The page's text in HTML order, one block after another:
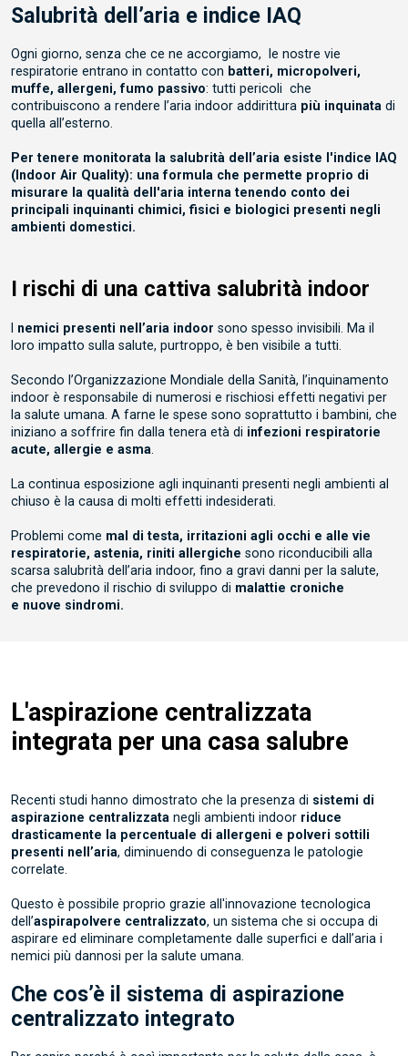
Salubrità dell’aria e indice IAQ
Ogni giorno, senza che ce ne accorgiamo, le nostre vie
respiratorie entrano in contatto con batteri, micropolveri,
muffe, allergeni, fumo passivo: tutti pericoli che
contribuiscono a rendere l’aria indoor addirittura più inquinata di
quella all’esterno.
Per tenere monitorata la salubrità dell’aria esiste l'indice IAQ
(Indoor Air Quality): una formula che permette proprio di
misurare la qualità dell'aria interna tenendo conto dei
principali inquinanti chimici, fisici e biologici presenti negli
ambienti domestici.
I rischi di una cattiva salubrità indoor
I nemici presenti nell’aria indoor sono spesso invisibili. Ma il
loro impatto sulla salute, purtroppo, è ben visibile a tutti.
Secondo l’Organizzazione Mondiale della Sanità, l’inquinamento
indoor è responsabile di numerosi e rischiosi effetti negativi per
la salute umana. A farne le spese sono soprattutto i bambini, che
iniziano a soffrire fin dalla tenera età di infezioni respiratorie
acute, allergie e asma
La continua esposizione agli inquinanti presenti negli ambienti al
chiuso è la causa di molti effetti indesiderati.
Problemi come mal di testa, irritazioni agli occhi e alle vie
respiratorie, astenia, riniti allergiche sono riconducibili alla
scarsa salubrità dell’aria indoor, fino a gravi danni per la salute,
che prevedono il rischio di sviluppo di malattie croniche
e nuove sindromi.
L'aspirazione centralizzata
integrata per una casa salubre
Recenti studi hanno dimostrato che la presenza di sistemi di
aspirazione centralizzata negli ambienti indoor riduce
drasticamente la percentuale di allergeni e polveri sottili
presenti nell’aria, diminuendo di conseguenza le patologie
correlate.
Questo è possibile proprio grazie all'innovazione tecnologica
dell’aspirapolvere centralizzato, un sistema che si occupa di
aspirare ed eliminare completamente dalle superfici e dall’aria i
nemici più dannosi per la salute umana.
Che cos’è il sistema di aspirazione
centralizzato integrato